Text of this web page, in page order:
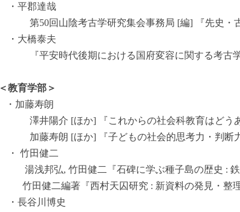
・平郡達哉
第50回山陰考古学研究集会事務局 [編] 『先史・
・大橋泰夫
『平安時代後期における国府変容に関する考古学
＜教育学部＞
・加藤寿朗
澤井陽介 [ほか] 『これからの社会科教育はどうあ
加藤寿朗 [ほか] 『子どもの社会的思考力・判断
・ 竹田健二
湯浅邦弘, 竹田健二『石碑に学ぶ種子島の歴史 : 鉄
竹田健二編著『西村天囚研究 : 新資料の発見・整
・長谷川博史